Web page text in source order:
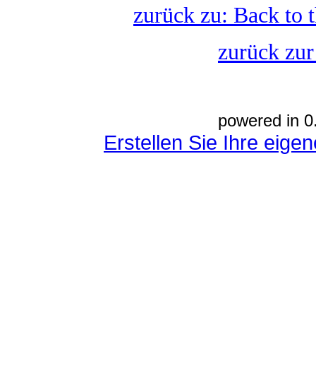
zurück zu: Back to
zurück
powered in
Erstellen Sie Ihre